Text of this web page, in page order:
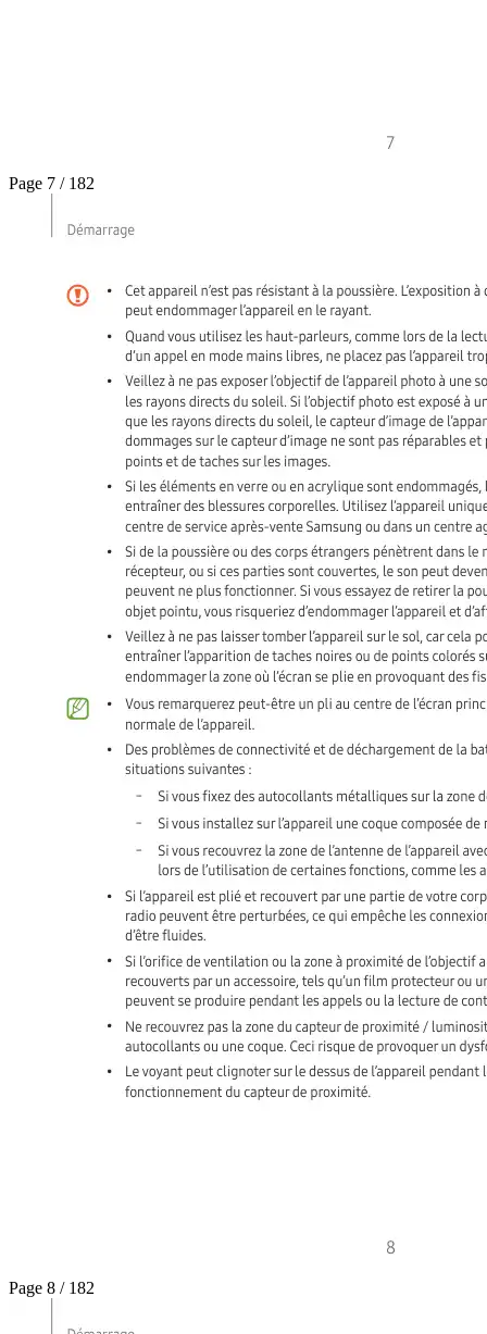
Page 7 / 182
Page 8 / 182